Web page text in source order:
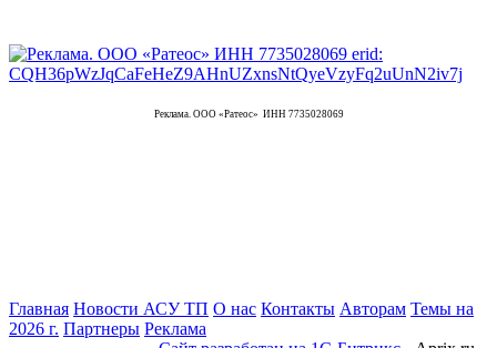
Реклама. ООО «Ратеос» ИНН 7735028069
Главная Новости АСУ ТП О нас Контакты Авторам Темы на
2026 г. Партнеры Реклама